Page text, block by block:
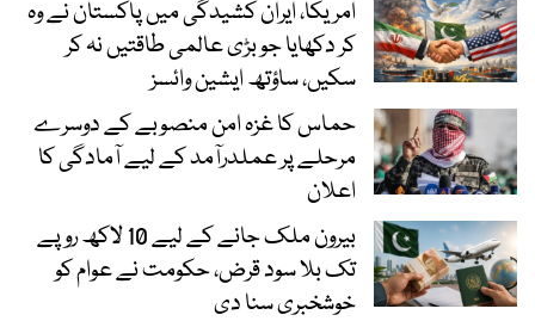
امریکا، ایران کشیدگی میں پاکستان نے وہ
کر دکھایا جو بڑی عالمی طاقتیں نہ کر
سکیں، ساؤتھ ایشین وائسز
حماس کا غزہ امن منصوبے کے دوسرے
مرحلے پر عملدرآمد کے لیے آمادگی کا
اعلان
بیرون ملک جانے کے لیے 10 لاکھ روپے
تک بلا سود قرض، حکومت نے عوام کو
خوشخبری سنا دی